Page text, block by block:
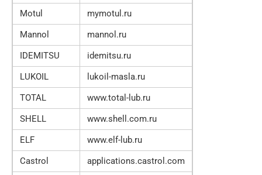
Motul
mymotul.ru
Mannol
mannol.ru
IDEMITSU
idemitsu.ru
LUKOIL
lukoil-masla.ru
TOTAL
www.total-lub.ru
SHELL
www.shell.com.ru
ELF
www.elf-lub.ru
Castrol
applications.castrol.com